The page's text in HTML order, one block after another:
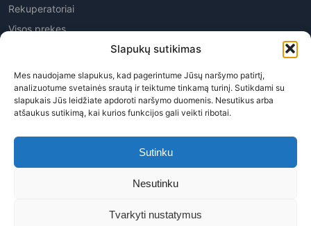
Slapukų sutikimas
Mes naudojame slapukus, kad pagerintume Jūsų naršymo patirtį,
analizuotume svetainės srautą ir teiktume tinkamą turinį. Sutikdami su
slapukais Jūs leidžiate apdoroti naršymo duomenis. Nesutikus arba
atšaukus sutikimą, kai kurios funkcijos gali veikti ribotai.
Sutinku
Nesutinku
Tvarkyti nustatymus
Rekuperatoriai
Visos prekes
Privatumo politika | Prekių grąžinimas | Pirkimo
Pristatymas
© 2026 Venticija™ - Visos teisės saugomos. Kopijuoti, platinti